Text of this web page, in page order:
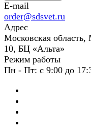
E-mail
order@sdsvet.ru
Адрес
Московская
10, БЦ «Альта»
Режим работы
Пн - Пт: с 9:00 до